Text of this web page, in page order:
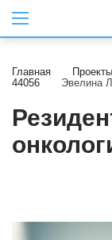
Главная Проекты
44056
Эвелина